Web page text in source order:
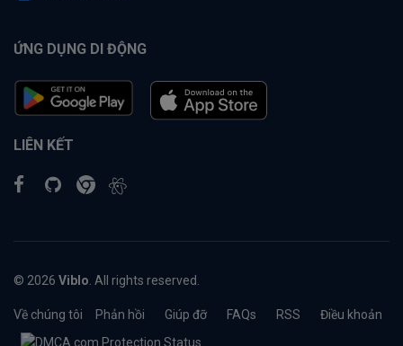
ỨNG DỤNG DI ĐỘNG
LIÊN KẾT
© 2026 Viblo . All rights reserved.
Về chúng tôi Phản hồi Giúp đỡ FAQs RSS Điều khoản